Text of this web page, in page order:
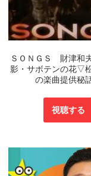
ＳＯＮＧＳ 財津和
影・サボテンの花▽
の楽曲提供秘
視聴する